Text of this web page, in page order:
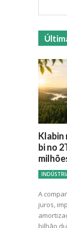
Klabin
bi no
A
juros,
bilhão